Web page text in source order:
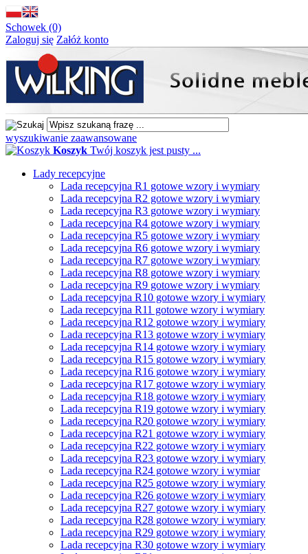
Schowek (0)
Zaloguj się Załóż konto
wyszukiwanie zaawansowane
Koszyk Twój koszyk jest pusty ...
Lady recepcyjne
Lada recepcyjna R1 gotowe wzory i wymiary
Lada recepcyjna R2 gotowe wzory i wymiary
Lada recepcyjna R3 gotowe wzory i wymiary
Lada recepcyjna R4 gotowe wzory i wymiary
Lada recepcyjna R5 gotowe wzory i wymiary
Lada recepcyjna R6 gotowe wzory i wymiary
Lada recepcyjna R7 gotowe wzory i wymiary
Lada recepcyjna R8 gotowe wzory i wymiary
Lada recepcyjna R9 gotowe wzory i wymiary
Lada recepcyjna R10 gotowe wzory i wymiary
Lada recepcyjna R11 gotowe wzory i wymiary
Lada recepcyjna R12 gotowe wzory i wymiary
Lada recepcyjna R13 gotowe wzory i wymiary
Lada recepcyjna R14 gotowe wzory i wymiary
Lada recepcyjna R15 gotowe wzory i wymiary
Lada recepcyjna R16 gotowe wzory i wymiary
Lada recepcyjna R17 gotowe wzory i wymiary
Lada recepcyjna R18 gotowe wzory i wymiary
Lada recepcyjna R19 gotowe wzory i wymiary
Lada recepcyjna R20 gotowe wzory i wymiary
Lada recepcyjna R21 gotowe wzory i wymiary
Lada recepcyjna R22 gotowe wzory i wymiary
Lada recepcyjna R23 gotowe wzory i wymiary
Lada recepcyjna R24 gotowe wzory i wymiar
Lada recepcyjna R25 gotowe wzory i wymiary
Lada recepcyjna R26 gotowe wzory i wymiary
Lada recepcyjna R27 gotowe wzory i wymiary
Lada recepcyjna R28 gotowe wzory i wymiary
Lada recepcyjna R29 gotowe wzory i wymiary
Lada recepcyjna R30 gotowe wzory i wymiary